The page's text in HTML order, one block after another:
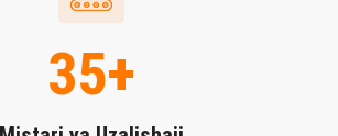
35+